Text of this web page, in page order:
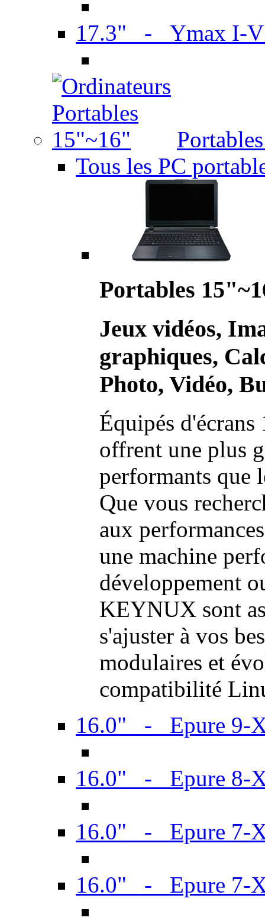
17.3" - Ymax I-
Tous les PC
Portables
Jeux vidéos,
graphiques,
Photo, Vidéo,
Équipés
offrent une plus
performants que
Que vous
aux
une machine
développement
KEYNUX sont
s'ajuster à vos
modulaires et
compatibilité
16.0" - Epure 9-
16.0" - Epure 8-
16.0" - Epure 7-
16.0" - Epure 7-